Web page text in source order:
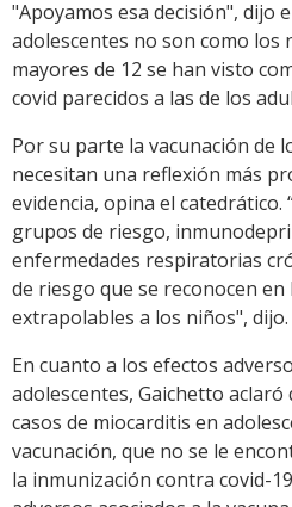
"Apoyamos esa decisión", dijo
adolescentes no son como los
mayores de 12 se han visto
covid parecidos a las de los
Por su parte la vacunación de
necesitan una reflexión más
evidencia, opina el catedrático.
grupos de riesgo,
enfermedades respiratorias
de riesgo que se reconocen
extrapolables a los niños", dijo.
En cuanto a los efectos
adolescentes, Gaichetto aclaró
casos de miocarditis en
vacunación, que no se le
la inmunización contra covid-